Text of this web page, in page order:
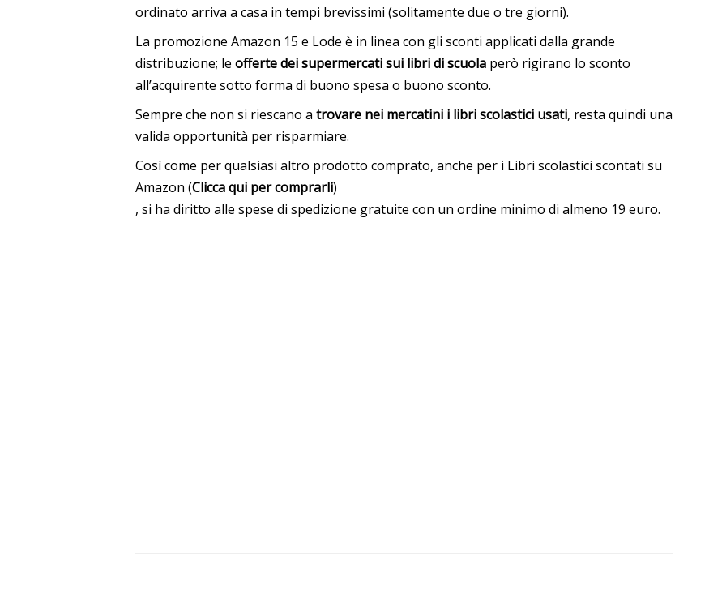
ordinato arriva a casa in tempi brevissimi (solitamente due o tre giorni).
La promozione Amazon 15 e Lode è in linea con gli sconti applicati dalla grande
distribuzione; le offerte dei supermercati sui libri di scuola però rigirano lo sconto
all’acquirente sotto forma di buono spesa o buono sconto.
Sempre che non si riescano a trovare nei mercatini i libri scolastici usati, resta quindi una
valida opportunità per risparmiare.
Così come per qualsiasi altro prodotto comprato, anche per i Libri scolastici scontati su
Amazon (Clicca qui per comprarli)
, si ha diritto alle spese di spedizione gratuite con un ordine minimo di almeno 19 euro.